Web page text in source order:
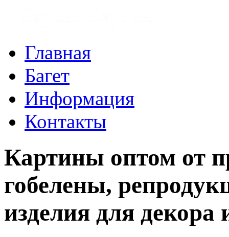
Главная
Багет
Информация
Контакты
Картины оптом от
гобелены,
изделия для декора